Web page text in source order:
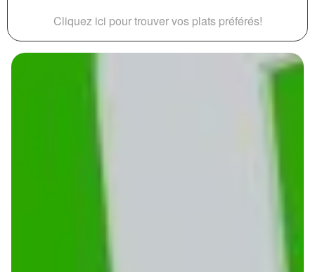
Cliquez ici pour trouver vos plats préférés!